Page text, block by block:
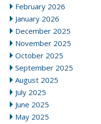
February 2026
January 2026
December 2025
November 2025
October 2025
September 2025
August 2025
July 2025
June 2025
May 2025